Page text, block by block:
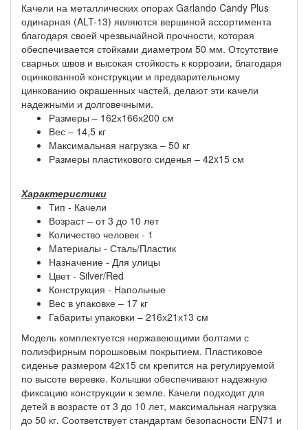
Качели на металлических опорах Garlando Candy Plus
одинарная (ALT-13) являются вершиной ассортимента
благодаря своей чрезвычайной прочности, которая
обеспечивается стойками диаметром 50 мм. Отсутствие
сварных швов и высокая стойкость к коррозии, благодаря
оцинкованной конструкции и предварительному
цинкованию окрашенных частей, делают эти качели
надежными и долговечными.
Размеры – 162х166х200 см
Вес – 14,5 кг
Максимальная нагрузка – 50 кг
Размеры пластикового сиденья – 42x15 см
Характеристики
Тип - Качели
Возраст – от 3 до 10 лет
Количество человек - 1
Материалы - Сталь/Пластик
Назначение - Для улицы
Цвет - Silver/Red
Конструкция - Напольные
Вес в упаковке – 17 кг
Габариты упаковки – 216х21х13 см
Модель комплектуется нержавеющими болтами с
полиэфирным порошковым покрытием. Пластиковое
сиденье размером 42x15 см крепится на регулируемой
по высоте веревке. Колышки обеспечивают надежную
фиксацию конструкции к земле. Качели подходит для
детей в возрасте от 3 до 10 лет, максимальная нагрузка
до 50 кг. Соответствует стандартам безопасности EN71 и